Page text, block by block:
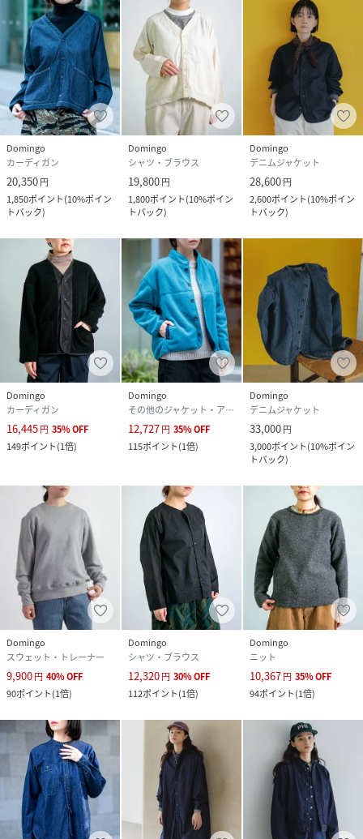
きちんと見えするツイル生地に前後差ある着丈で、前は腰あ
たり、後ろはヒップが隠れる長さです。
裾を絞って丸みを作った可愛らしい雰囲気もオススメです。
シャツ生地のVネックに抵抗感ありましたが、身体離れする
程よくハリある生地だったので綺麗見えが叶います◎
H163/着用サイズ2(M)
手首がしっかり隠れるほどの、袖丈です。
デイリー使いができ、着回し優秀な1枚で羽織りとしても使え
ます。
■【Domingo/ドミンゴ】が展開する楽天公式オンラインシ
■ブランド:DMG/ディーエムジー
■ブランド品番:16-0855T/16-855T
■関連品番:《デニム》16-0854E/16-854E
モデル1:身長160cm/着用サイズ2(M)(ブラック：オリーブパ
ンツ着用)
モデル2:身長163cm/着用サイズ2(M):野外撮影)
性別タイプ レディース
原産国 日本
サイズ 2(M)、3(L)
品番
QY3656_16
16-0855T-198-2 QY3656
Domingo
カーディガン
20,350円
1,850ポイント(10%ポイン
トバック)
Domingo
シャツ・ブラウス
19,800円
1,800ポイント(10%ポイン
トバック)
Domingo
デニムジャケット
28,600円
2,600ポイント(10%ポイン
トバック)
Domingo
カーディガン
16,445円 35%OFF
149ポイント(1倍)
Domingo
その他のジャケット・アウター
12,727円 35%OFF
115ポイント(1倍)
Domingo
デニムジャケット
33,000円
3,000ポイント(10%ポイン
トバック)
Domingo
スウェット・トレーナー
9,900円 40%OFF
90ポイント(1倍)
Domingo
シャツ・ブラウス
12,320円 30%OFF
112ポイント(1倍)
Domingo
ニット
10,367円 35%OFF
94ポイント(1倍)